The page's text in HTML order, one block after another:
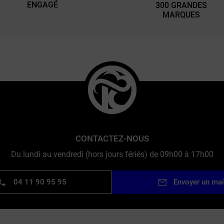
ENGAGÉ
300 GRANDES
MARQUES
CONTACTEZ-NOUS
Du lundi au vendredi (hors jours fériés) de 09h00 à 17h00
04 11 90 95 95 Envoyer un mail